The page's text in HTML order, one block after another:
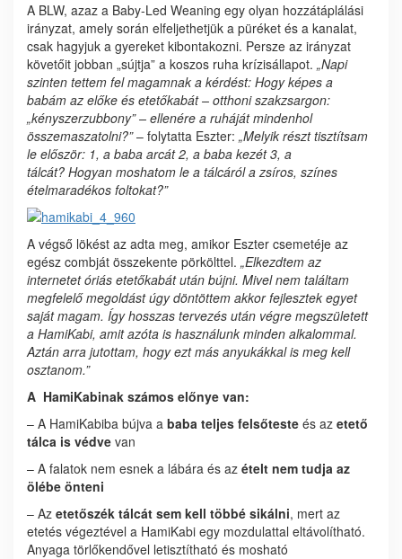
A BLW, azaz a Baby-Led Weaning egy olyan hozzátáplálási
irányzat, amely során elfeljethetjük a püréket és a kanalat,
csak hagyjuk a gyereket kibontakozni. Persze az irányzat
követőit jobban „sújtja” a koszos ruha krízisállapot. „Napi
szinten tettem fel magamnak a kérdést: Hogy képes a
babám az előke és etetőkabát – otthoni szakzsargon:
„kényszerzubbony” – ellenére a ruháját mindenhol
összemaszatolni?”– folytatta Eszter: „Melyik részt tisztítsam
le először: 1, a baba arcát 2, a baba kezét 3, a
tálcát? Hogyan moshatom le a tálcáról a zsíros, színes
ételmaradékos foltokat?”
A végső lökést az adta meg, amikor Eszter csemetéje az
egész combját összekente pörkölttel. „Elkezdtem az
internetet óriás etetőkabát után bújni. Mivel nem találtam
megfelelő megoldást úgy döntöttem akkor fejlesztek egyet
saját magam. Így hosszas tervezés után végre megszületett
a HamiKabi, amit azóta is használunk minden alkalommal.
Aztán arra jutottam, hogy ezt más anyukákkal is meg kell
osztanom.”
A HamiKabinak számos előnye van:
– A HamiKabiba bújva a baba teljes felsőteste és az etető
tálca is védve van
– A falatok nem esnek a lábára és az ételt nem tudja az
ölébe önteni
– Az etetőszék tálcát sem kell többé sikálni, mert az
etetés végeztével a HamiKabi egy mozdulattal eltávolítható.
Anyaga törlőkendővel letisztítható és mosható